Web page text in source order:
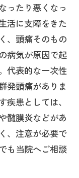
ったり悪くなっ
活に支障をきた
、頭痛そのもの
病気が原因で起
代表的な一次性
発頭痛がありま
患としては、
髄膜炎などがあ
、注意が必要で
も当院へご相談